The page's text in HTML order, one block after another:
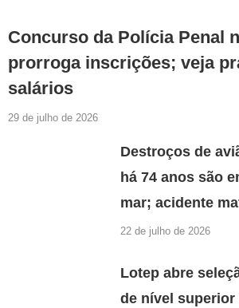
Concurso da Polícia Penal
prorroga inscrições; veja
salários
29 de julho de 2026
Destroços de
há 74 anos são
mar; acidente
22 de julho de 2026
Lotep abre
de nível superior